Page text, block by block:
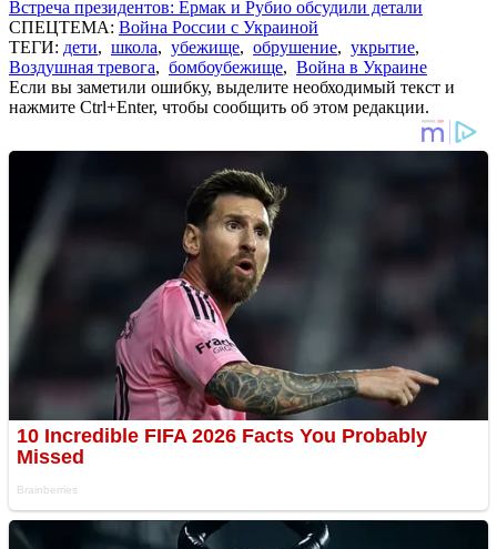
Встреча президентов: Ермак и Рубио обсудили детали
СПЕЦТЕМА: Война России с Украиной
ТЕГИ: дети, школа, убежище, обрушение, укрытие,
Воздушная тревога, бомбоубежище, Война в Украине
Если вы заметили ошибку, выделите необходимый текст и
нажмите Ctrl+Enter, чтобы сообщить об этом редакции.